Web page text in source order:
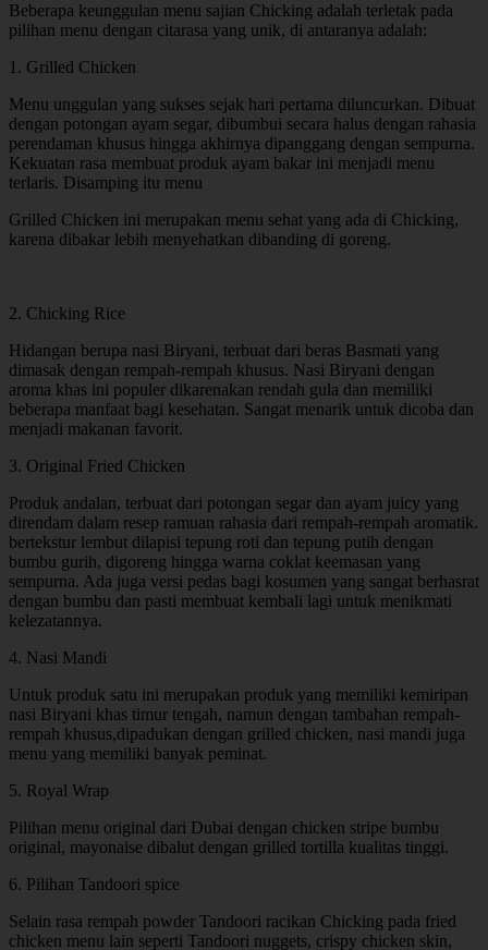
Beberapa keunggulan menu sajian Chicking adalah terletak pada
pilihan menu dengan citarasa yang unik, di antaranya adalah:
1. Grilled Chicken
Menu unggulan yang sukses sejak hari pertama diluncurkan. Dibuat
dengan potongan ayam segar, dibumbui secara halus dengan rahasia
perendaman khusus hingga akhirnya dipanggang dengan sempurna.
Kekuatan rasa membuat produk ayam bakar ini menjadi menu
terlaris. Disamping itu menu
Grilled Chicken ini merupakan menu sehat yang ada di Chicking,
karena dibakar lebih menyehatkan dibanding di goreng.
2. Chicking Rice
Hidangan berupa nasi Biryani, terbuat dari beras Basmati yang
dimasak dengan rempah-rempah khusus. Nasi Biryani dengan
aroma khas ini populer dikarenakan rendah gula dan memiliki
beberapa manfaat bagi kesehatan. Sangat menarik untuk dicoba dan
menjadi makanan favorit.
3. Original Fried Chicken
Produk andalan, terbuat dari potongan segar dan ayam juicy yang
direndam dalam resep ramuan rahasia dari rempah-rempah aromatik.
bertekstur lembut dilapisi tepung roti dan tepung putih dengan
bumbu gurih, digoreng hingga warna coklat keemasan yang
sempurna. Ada juga versi pedas bagi kosumen yang sangat berhasrat
dengan bumbu dan pasti membuat kembali lagi untuk menikmati
kelezatannya.
4. Nasi Mandi
Untuk produk satu ini merupakan produk yang memiliki kemiripan
nasi Biryani khas timur tengah, namun dengan tambahan rempah-
rempah khusus,dipadukan dengan grilled chicken, nasi mandi juga
menu yang memiliki banyak peminat.
5. Royal Wrap
Pilihan menu original dari Dubai dengan chicken stripe bumbu
original, mayonaise dibalut dengan grilled tortilla kualitas tinggi.
6. Pilihan Tandoori spice
Selain rasa rempah powder Tandoori racikan Chicking pada fried
chicken menu lain seperti Tandoori nuggets, crispy chicken skin,